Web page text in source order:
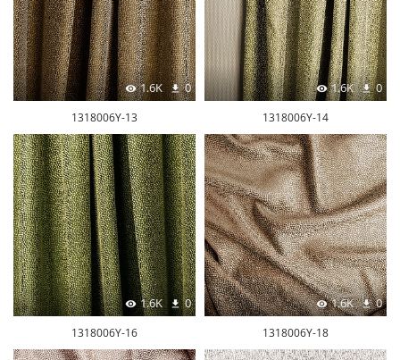
1.6K 0
1318006Y-13
1.6K 0
1318006Y-14
1.6K 0
1318006Y-16
1.6K 0
1318006Y-18